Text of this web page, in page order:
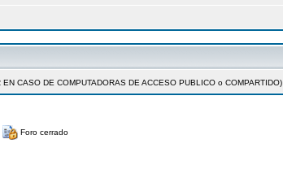
CASO DE COMPUTADORAS DE ACCESO PUBLICO o COMPARTIDO)
Foro cerrado